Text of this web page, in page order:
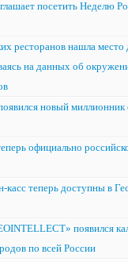
посетить Неделю
ресторанов нашла место
на данных об
новый
официально
касс теперь доступны в
появился
по всей России